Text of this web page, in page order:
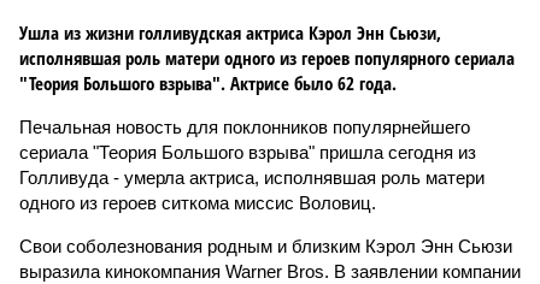
Ушла из жизни голливудская актриса Кэрол Энн Сьюзи,
исполнявшая роль матери одного из героев популярного сериала
"Теория Большого взрыва". Актрисе было 62 года.
Печальная новость для поклонников популярнейшего
сериала "Теория Большого взрыва" пришла сегодня из
Голливуда - умерла актриса, исполнявшая роль матери
одного из героев ситкома миссис Воловиц.
Свои соболезнования родным и близким Кэрол Энн Сьюзи
выразила кинокомпания Warner Bros. В заявлении компании